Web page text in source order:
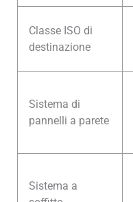
Classe ISO di
destinazione
Sistema di
pannelli a parete
Sistema a